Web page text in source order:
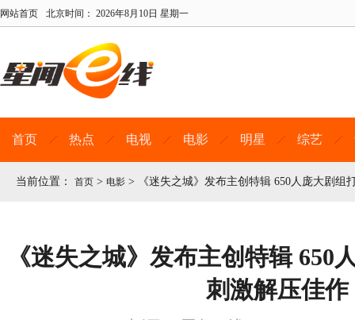
网站首页 北京时间： 2026年8月10日 星期一
首页 热点 电视 电影 明星 综艺
当前位置： 首页 > 电影 > 《迷失之城》发布主创特辑 650人庞大剧组
《迷失之城》发布主创特辑 650
刺激解压佳作